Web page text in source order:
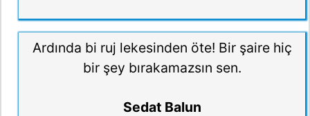
Ardında bi ruj lekesinden öte! Bir şaire hiç
bir şey bırakamazsın sen.
Sedat Balun